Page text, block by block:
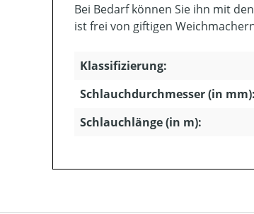
Bei Bedarf können Sie ihn mit
ist frei von giftigen
Klassifizierung:
Schlauchdurchmesser (in mm):
Schlauchlänge (in m):